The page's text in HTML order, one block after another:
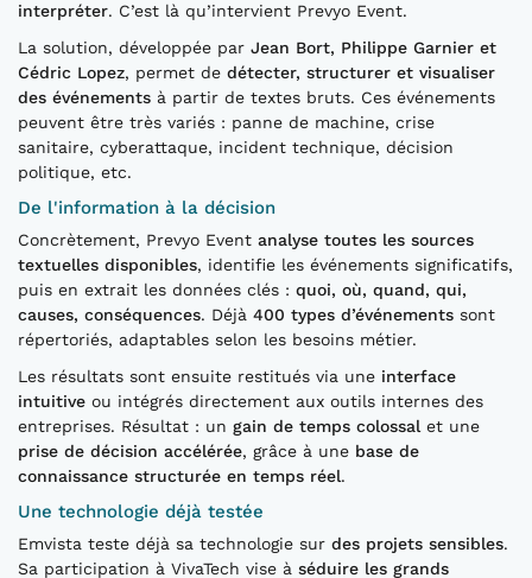
interpréter. C’est là qu’intervient Prevyo Event.
La solution, développée par Jean Bort, Philippe Garnier et
Cédric Lopez, permet de détecter, structurer et visualiser
des événements à partir de textes bruts. Ces événements
peuvent être très variés : panne de machine, crise
sanitaire, cyberattaque, incident technique, décision
politique, etc.
De l'information à la décision
Concrètement, Prevyo Event analyse toutes les sources
textuelles disponibles, identifie les événements significatifs,
puis en extrait les données clés : quoi, où, quand, qui,
causes, conséquences. Déjà 400 types d’événements sont
répertoriés, adaptables selon les besoins métier.
Les résultats sont ensuite restitués via une interface
intuitive ou intégrés directement aux outils internes des
entreprises. Résultat : un gain de temps colossal et une
prise de décision accélérée, grâce à une base de
connaissance structurée en temps réel.
Une technologie déjà testée
Emvista teste déjà sa technologie sur des projets sensibles.
Sa participation à VivaTech vise à séduire les grands